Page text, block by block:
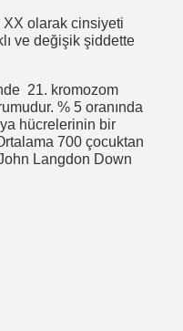
XX olarak cinsiyeti
ve değişik şiddette
21. kromozom
% 5 oranında
hücrelerinin bir
700 çocuktan
Langdon Down